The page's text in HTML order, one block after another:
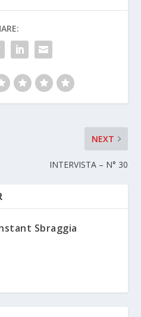
NEXT
INTERVISTA – N° 30
Sbraggia